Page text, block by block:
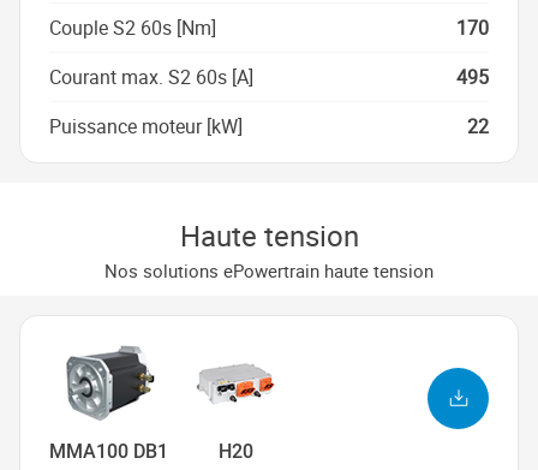
Couple S2 60s [Nm]
170
Courant max. S2 60s [A]
495
Puissance moteur [kW]
22
Haute tension
Nos solutions ePowertrain haute tension
MMA100 DB1 H20